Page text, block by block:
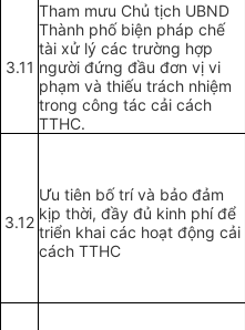
3.11
Tham mưu Chủ tịch UBND
Thành phố biện pháp chế
tài xử lý các trường hợp
người đứng đầu đơn vị vi
phạm và thiếu trách nhiệm
trong công tác cải cách
TTHC.
3.12
Ưu tiên bố trí và bảo đảm
kịp thời, đầy đủ kinh phí để
triển khai các hoạtđộng cải
cách TTHC